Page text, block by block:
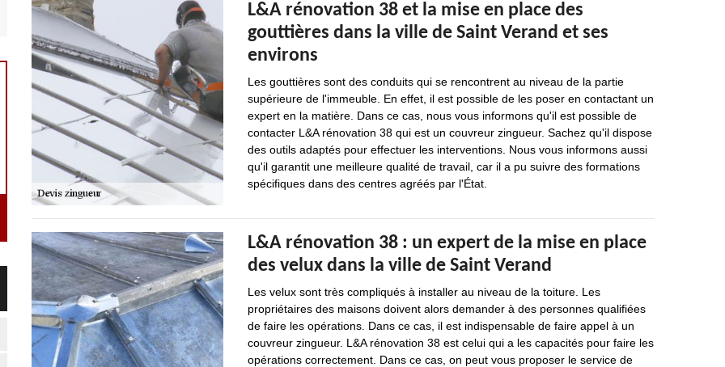
L&A rénovation 38 et la mise en place des
gouttières dans la ville de Saint Verand et ses
environs
Les gouttières sont des conduits qui se rencontrent au niveau de la partie
supérieure de l'immeuble. En effet, il est possible de les poser en contactant un
expert en la matière. Dans ce cas, nous vous informons qu'il est possible de
contacter L&A rénovation 38 qui est un couvreur zingueur. Sachez qu'il dispose
des outils adaptés pour effectuer les interventions. Nous vous informons aussi
qu'il garantit une meilleure qualité de travail, car il a pu suivre des formations
spécifiques dans des centres agréés par l'État.
L&A rénovation 38 : un expert de la mise en place
des velux dans la ville de Saint Verand
Les velux sont très compliqués à installer au niveau de la toiture. Les
propriétaires des maisons doivent alors demander à des personnes qualifiées
de faire les opérations. Dans ce cas, il est indispensable de faire appel à un
couvreur zingueur. L&A rénovation 38 est celui qui a les capacités pour faire les
opérations correctement. Dans ce cas, on peut vous proposer le service de